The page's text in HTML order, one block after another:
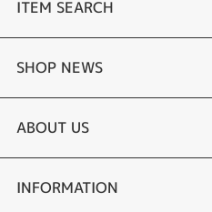
ITEM SEARCH
婚約指輪
結婚指輪
セットリング
SHOP NEWS
お客様の声
ブランドリスト
ABOUT US
店舗情報・会社概要
INFORMATION